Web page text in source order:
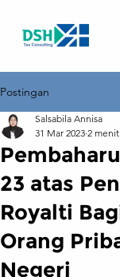
Postingan
23 atas
Royalti
Orang
Negeri
Salsabila Annisa
31 Mar 2023 2